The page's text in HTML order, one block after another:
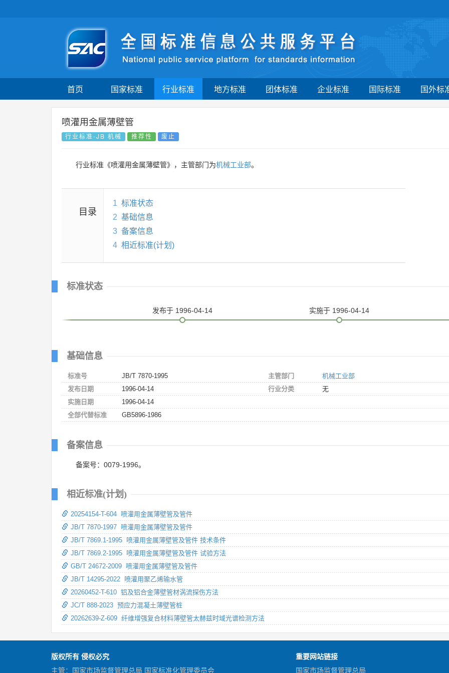
首页 国家标准 行业标准 地方标准 团体标准 企业标准 国际标准 国外标
喷灌用金属薄壁管
行业标准-JB 机械 推荐性 废止
行业标准《喷灌用金属薄壁管》，主管部门为机械工业部。
目录
1 标准状态
2 基础信息
3 备案信息
4 相近标准(计划)
标准状态
发布于 1996-04-14 实施于 1996-04-14
基础信息
标准号
JB/T 7870-1995
发布日期
1996-04-14
实施日期
1996-04-14
全部代替标准
GB5896-1986
主管部门
机械工业部
行业分类
无
备案信息
备案号：0079-1996。
相近标准(计划)
20254154-T-604 喷灌用金属薄壁管及管件
JB/T 7870-1997 喷灌用金属薄壁管及管件
JB/T 7869.1-1995 喷灌用金属薄壁管及管件 技术条件
JB/T 7869.2-1995 喷灌用金属薄壁管及管件 试验方法
GB/T 24672-2009 喷灌用金属薄壁管及管件
JB/T 14295-2022 喷灌用聚乙烯输水管
20260452-T-610 铝及铝合金薄壁管材涡流探伤方法
JC/T 888-2023 预应力混凝土薄壁管桩
20262639-Z-609 纤维增强复合材料薄壁管太赫兹时域光谱检测方法
版权所有 侵权必究
主管：国家市场监督管理总局 国家标准化管理委员会
重要网站链接
国家市场监督管理总局